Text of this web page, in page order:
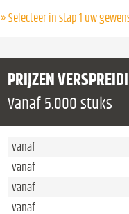
» Selecteer in stap 1 uw
PRIJZEN
Vanaf 5.000 stuks
vanaf
vanaf
vanaf
vanaf